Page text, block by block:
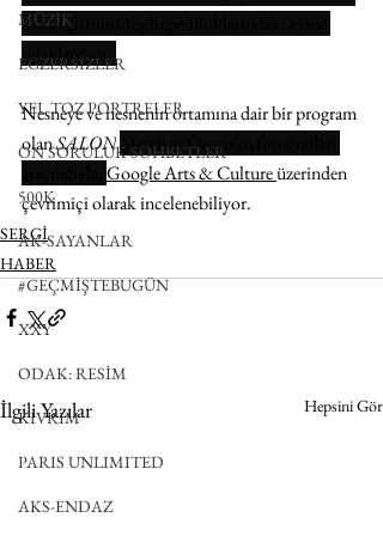
MÜZİK
EGZERSİZLER
YEL TOZ PORTRELER
ON SORULUK SOHBETLER
500K
AK-SAYANLAR
#GEÇMİŞTEBUGÜN
XXY
ODAK: RESİM
KIVRIM
PARIS UNLIMITED
AKS-ENDAZ
Erkin çiftinin Yeşiltepe Bloklarındaki evine
odaklanıyor.
Nesneye ve nesnenin ortamına dair bir program
olan SALON Metehan Özcan’ın fotoğrafları
Google Arts & Culture üzerinden
çevrimiçi olarak incelenebiliyor.
SERGİ
HABER
İlgili Yazılar Hepsini Gör